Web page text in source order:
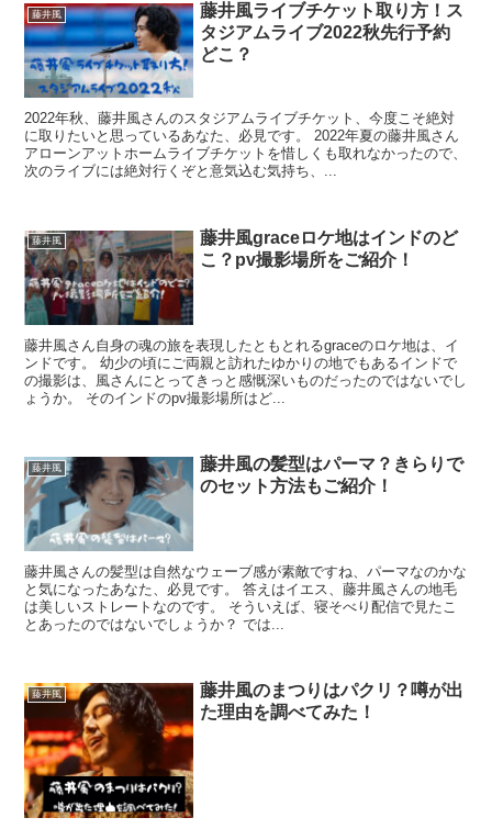
藤井風
藤井風ライブチケット取り方！ス
タジアムライブ2022秋先行予約
どこ？
2022年秋、藤井風さんのスタジアムライブチケット、今度こそ絶対
に取りたいと思っているあなた、必見です。 2022年夏の藤井風さん
アローンアットホームライブチケットを惜しくも取れなかったので、
次のライブには絶対行くぞと意気込む気持ち、...
藤井風
藤井風graceロケ地はインドのど
こ？pv撮影場所をご紹介！
藤井風さん自身の魂の旅を表現したともとれるgraceのロケ地は、イ
ンドです。 幼少の頃にご両親と訪れたゆかりの地でもあるインドで
の撮影は、風さんにとってきっと感慨深いものだったのではないでし
ょうか。 そのインドのpv撮影場所はど...
藤井風
藤井風の髪型はパーマ？きらりで
のセット方法もご紹介！
藤井風さんの髪型は自然なウェーブ感が素敵ですね、パーマなのかな
と気になったあなた、必見です。 答えはイエス、藤井風さんの地毛
は美しいストレートなのです。 そういえば、寝そべり配信で見たこ
とあったのではないでしょうか？ では...
藤井風
藤井風のまつりはパクリ？噂が出
た理由を調べてみた！